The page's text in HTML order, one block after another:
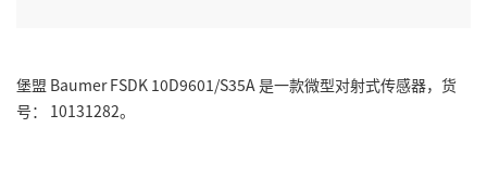
堡盟 Baumer FSDK 10D9601/S35A 是一款微型对射式传感器，货
号： 10131282。